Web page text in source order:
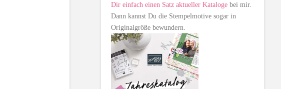
Dir einfach einen Satz aktueller Kataloge bei mir.
Dann kannst Du die Stempelmotive sogar in
Originalgröße bewundern.